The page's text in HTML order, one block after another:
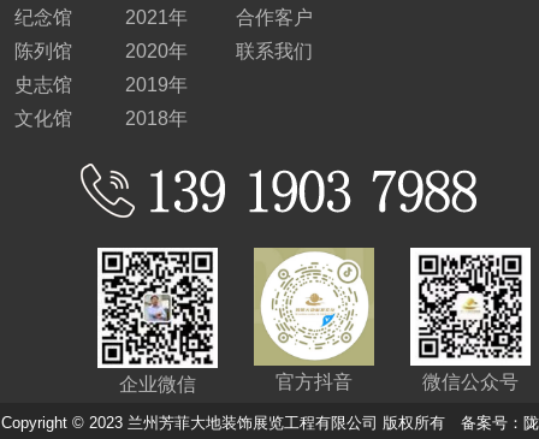
纪念馆
陈列馆
史志馆
文化馆
2021年
2020年
2019年
2018年
合作客户
联系我们
企业微信 官方抖音 微信公众号
Copyright © 2023 兰州芳菲大地装饰展览工程有限公司 版权所有 备案号： 陇